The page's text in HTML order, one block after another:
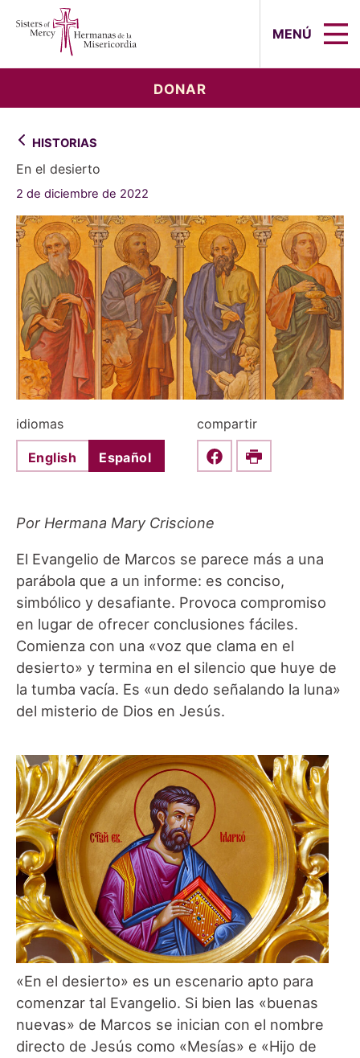
MENÚ
DONAR
HISTORIAS
En el desierto
2 de diciembre de 2022
idiomas
English Español
compartir
Share this on Facebook
Print
Por Hermana Mary Criscione
El Evangelio de Marcos se parece más a una
parábola que a un informe: es conciso,
simbólico y desafiante. Provoca compromiso
en lugar de ofrecer conclusiones fáciles.
Comienza con una «voz que clama en el
desierto» y termina en el silencio que huye de
la tumba vacía. Es «un dedo señalando la luna»
del misterio de Dios en Jesús.
«En el desierto» es un escenario apto para
comenzar tal Evangelio. Si bien las «buenas
nuevas» de Marcos se inician con el nombre
directo de Jesús como «Mesías» e «Hijo de